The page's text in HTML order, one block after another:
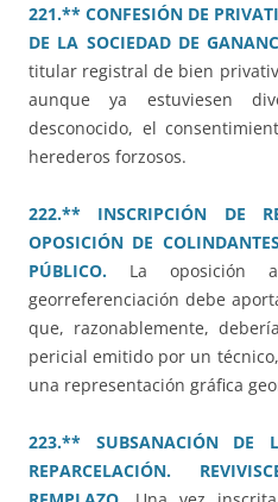
221.** CONFESIÓN DE
DE LA SOCIEDAD DE
titular registral de bien
aunque ya estuviesen
desconocido, el
herederos forzosos.
222.** INSCRIPCIÓN DE
OPOSICIÓN DE
PÚBLICO.
La oposición
georreferenciación debe
que, razonablemente,
pericial emitido por un
una representación gráfica
223.** SUBSANACIÓN DE
REPARCELACIÓN.